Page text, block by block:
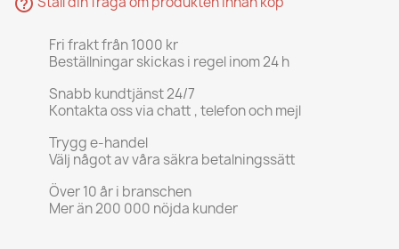
Fri frakt från 1000 kr
Beställningar skickas i regel inom 24 h
Snabb kundtjänst 24/7
Kontakta oss via chatt , telefon och mejl
Trygg e-handel
Välj något av våra säkra betalningssätt
Över 10 år i branschen
Mer än 200 000 nöjda kunder